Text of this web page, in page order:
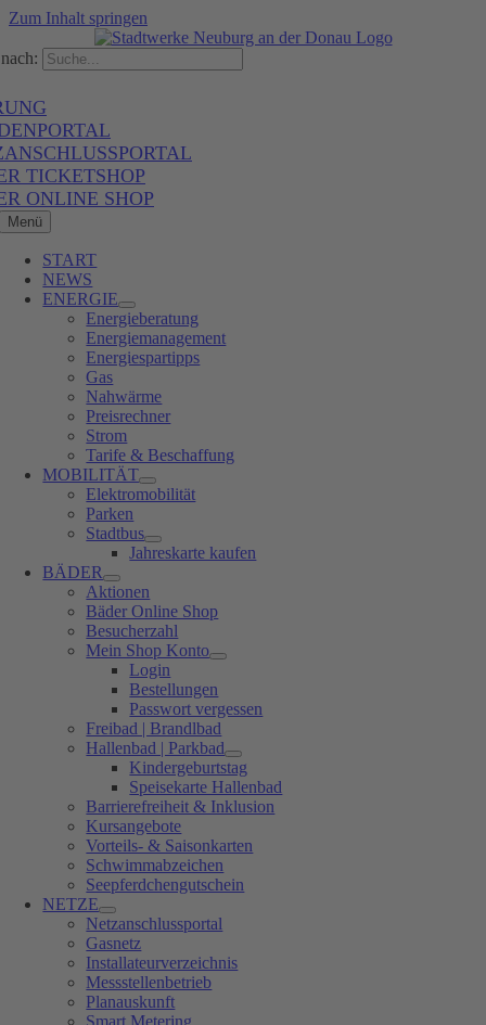
Zum Inhalt springen
TICKETSHOP
ONLINE SHOP
Menü
START
NEWS
ENERGIE
Energieberatung
Energiemanagement
Energiespartipps
Gas
Nahwärme
Preisrechner
Strom
Tarife & Beschaffung
MOBILITÄT
Elektromobilität
Parken
Stadtbus
Jahreskarte kaufen
BÄDER
Aktionen
Bäder Online Shop
Besucherzahl
Mein Shop Konto
Login
Bestellungen
Passwort vergessen
Freibad | Brandlbad
Hallenbad | Parkbad
Kindergeburtstag
Speisekarte Hallenbad
Barrierefreiheit & Inklusion
Kursangebote
Vorteils- & Saisonkarten
Schwimmabzeichen
Seepferdchengutschein
NETZE
Netzanschlussportal
Gasnetz
Installateurverzeichnis
Messstellenbetrieb
Planauskunft
Smart Metering